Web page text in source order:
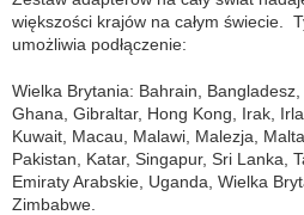
większości krajów na całym świecie.
umożliwia podłączenie:
Wielka Brytania: Bahrain,
Ghana, Gibraltar, Hong Kong, Irak,
Kuwait, Macau, Malawi, Malezja,
Pakistan, Katar, Singapur, Sri Lanka,
Emiraty Arabskie, Uganda, Wielka
Zimbabwe.